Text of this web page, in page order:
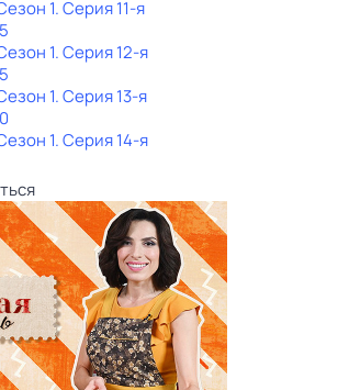
1. Серия 11-я
1. Серия 12-я
1. Серия 13-я
1. Серия 14-я